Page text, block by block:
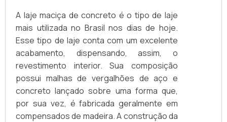
A laje maciça de concreto é o tipo de laje
mais utilizada no Brasil nos dias de hoje.
Esse tipo de laje conta com um excelente
acabamento, dispensando, assim, o
revestimento interior. Sua composição
possui malhas de vergalhões de aço e
concreto lançado sobre uma forma que,
por sua vez, é fabricada geralmente em
compensados de madeira. A construção da